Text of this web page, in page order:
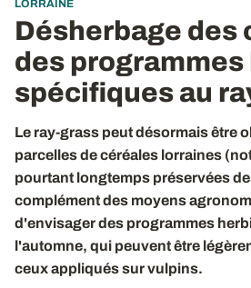
LORRAINE
Désherbage des
des programmes
spécifiques au
Le ray-grass peut désormais être
parcelles de céréales lorraines
pourtant longtemps préservées
complément des moyens
d'envisager des programmes
l'automne, qui peuvent être
ceux appliqués sur vulpins.